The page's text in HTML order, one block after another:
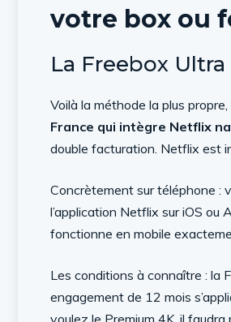
votre box ou
La Freebox
Voilà la méthode la plus propre,
France qui intègre Netflix
double facturation. Netflix est
Concrètement sur téléphone :
l’application Netflix sur iOS
fonctionne en mobile
Les conditions à connaître : la
engagement de 12 mois
voulez le Premium 4K, il